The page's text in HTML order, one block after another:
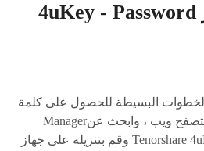
من iPhone عبر 4uKey - Password
البسيطة للحصول على كلمة
المرور. الخطوة 1: افتح متصفح ويب ، وابحث عنManager
Tenorshare 4uKey - Password Manager وقم بتنزيله على جهاز